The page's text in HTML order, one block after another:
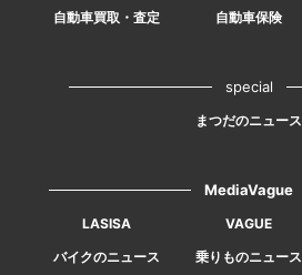
自動車買取・査定
自動車保険
special
まつだのニュース
MediaVague
LASISA VAGUE
バイクのニュース
乗りものニュース